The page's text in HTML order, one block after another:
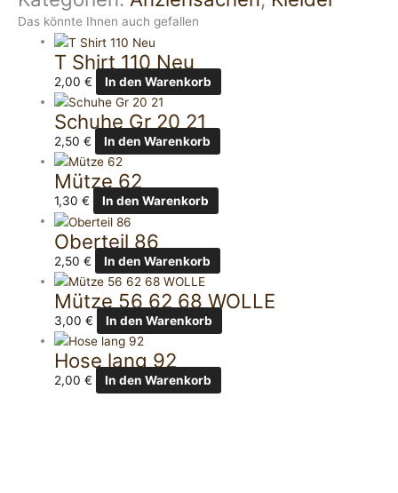
Das könnte Ihnen auch gefallen
T Shirt 110 Neu
2,00€ In den Warenkorb
Schuhe Gr 20 21
2,50€ In den Warenkorb
Mütze 62
1,30€ In den Warenkorb
Oberteil 86
2,50€ In den Warenkorb
Mütze 56 62 68 WOLLE
3,00€ In den Warenkorb
Hose lang 92
2,00€ In den Warenkorb